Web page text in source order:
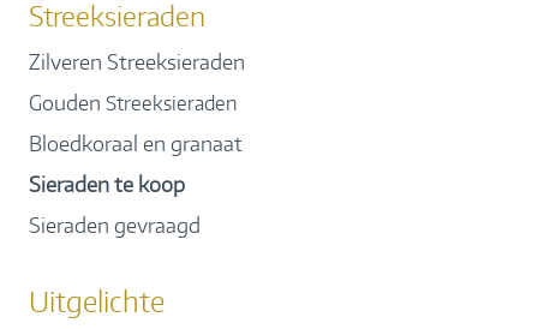
Streeksieraden
Zilveren Streeksieraden
Gouden Streeksieraden
Bloedkoraal en granaat
Sieraden te koop
Sieraden gevraagd
Uitgelichte